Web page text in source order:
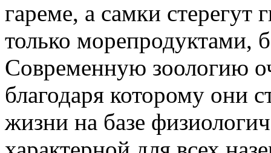
гареме, а самки стерегут
только морепродуктами,
Современную зоологию
благодаря которому они
жизни на базе